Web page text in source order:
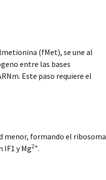
(fMet), se une al
entre las bases
Este paso requiere el
menor, formando el ribosoma
y Mg2+.